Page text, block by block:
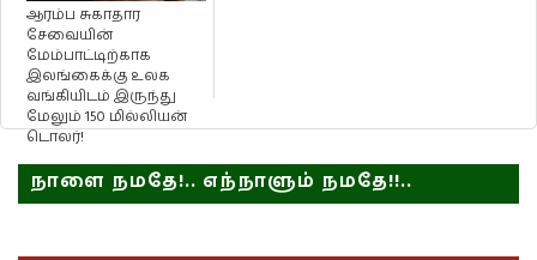
ஆரம்ப சுகாதார
சேவையின்
மேம்பாட்டிற்காக
இலங்கைக்கு உலக
வங்கியிடம் இருந்து
மேலும் 150 மில்லியன்
டொலர்!
நாளை நமதே!.. எந்நாளும் நமதே!!..